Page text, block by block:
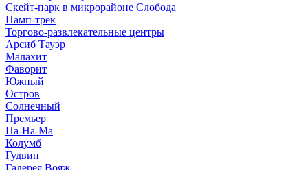
Скейт-парк в микрорайоне Слобода
Памп-трек
Торгово-развлекательные центры
Арсиб Тауэр
Малахит
Фаворит
Южный
Остров
Солнечный
Премьер
Па-На-Ма
Колумб
Гудвин
Галерея Вояж